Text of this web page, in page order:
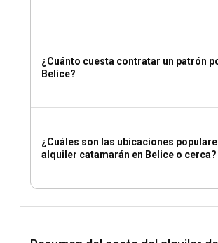
¿Cuánto cuesta contratar un patrón
Belice?
¿Cuáles son las ubicaciones
alquiler catamarán en Belice o cerca?